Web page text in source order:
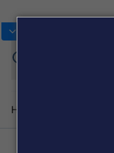
Home Produtos e